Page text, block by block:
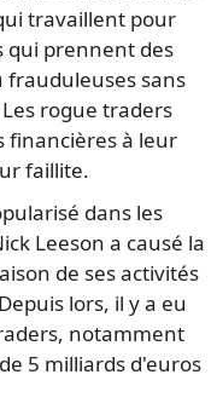
travaillent pour
qui prennent des
frauduleuses sans
rogue traders
financières à leur
faillite.
dans les
Leeson a causé la
de ses activités
lors, il y a eu
notamment
5 milliards d'euros